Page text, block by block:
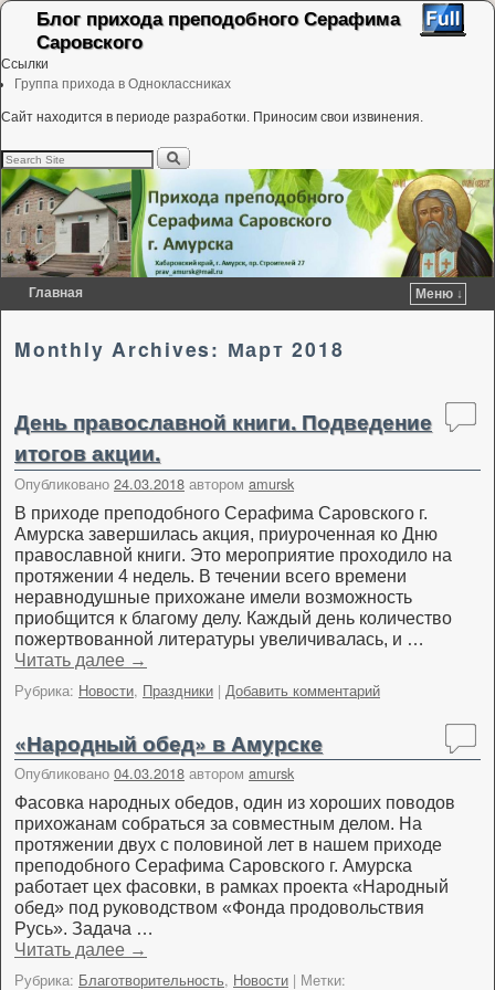
Блог прихода преподобного Серафима
Саровского
Ссылки
Группа прихода в Одноклассниках
Сайт находится в периоде разработки. Приносим свои извинения.
Главная
Меню ↓
Monthly Archives: Март 2018
День православной книги. Подведение
итогов акции.
Опубликовано 24.03.2018 автором amursk
В приходе преподобного Серафима Саровского г.
Амурска завершилась акция, приуроченная ко Дню
православной книги. Это мероприятие проходило на
протяжении 4 недель. В течении всего времени
неравнодушные прихожане имели возможность
приобщится к благому делу. Каждый день количество
пожертвованной литературы увеличивалась, и …
Читать далее →
Рубрика: Новости, Праздники | Добавить комментарий
«Народный обед» в Амурске
Опубликовано 04.03.2018 автором amursk
Фасовка народных обедов, один из хороших поводов
прихожанам собраться за совместным делом. На
протяжении двух с половиной лет в нашем приходе
преподобного Серафима Саровского г. Амурска
работает цех фасовки, в рамках проекта «Народный
обед» под руководством «Фонда продовольствия
Русь». Задача …
Читать далее →
Рубрика: Благотворительность, Новости | Метки: